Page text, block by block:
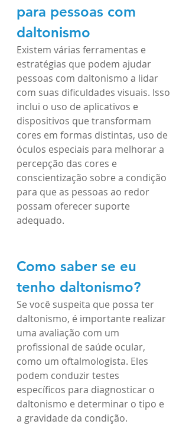
para pessoas com
daltonismo
Existem várias ferramentas e
estratégias que podem ajudar
pessoas com daltonismo a lidar
com suas dificuldades visuais. Isso
inclui o uso de aplicativos e
dispositivos que transformam
cores em formas distintas, uso de
óculos especiais para melhorar a
percepção das cores e
conscientização sobre a condição
para que as pessoas ao redor
possam oferecer suporte
adequado.
Como saber se eu
tenho daltonismo?
Se você suspeita que possa ter
daltonismo, é importante realizar
uma avaliação com um
profissional de saúde ocular,
como um oftalmologista. Eles
podem conduzir testes
específicos para diagnosticar o
daltonismo e determinar o tipo e
a gravidade da condição.